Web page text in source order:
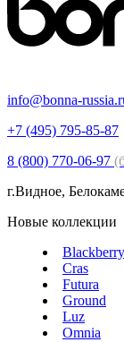
info@bonna-
+7 (495) 795-85-87
8 (800) 770-06-97
г.Видное,
Новые коллекции
Blackberry
Cras
Futura
Ground
Luz
Omnia